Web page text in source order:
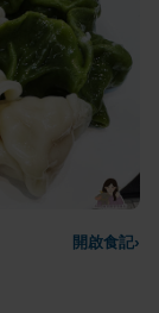
開啟食記›